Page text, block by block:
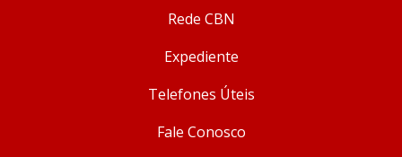
Rede CBN
Expediente
Telefones Úteis
Fale Conosco